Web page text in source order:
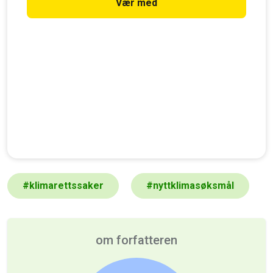
Vær med
#klimarettssaker #nyttklimasøksmål
om forfatteren